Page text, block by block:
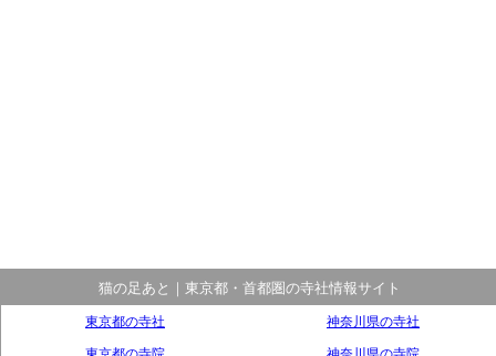
猫の足あと｜東京都・首都圏の寺社情報サイト
東京都の寺社 神奈川県の寺社